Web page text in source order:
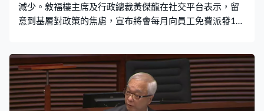
減少。敘福樓主席及行政總裁黃傑龍在社交平台表示，留
意到基層對政策的焦慮，宣布將會每月向員工免費派發15
垃圾問題，要集中精神拼經濟搵生意，決定用行動協助公
司的員工舒緩心理及經濟壓力，宣布將於政府正式開始垃
圾收費後，每月向每名全職員工免費派發15個10公升指定
垃圾袋，為期最少兩年，並提供適當培訓教育鼓勵他們盡